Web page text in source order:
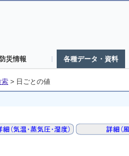
防災情報 各種データ・資料
索 > 日ごとの値